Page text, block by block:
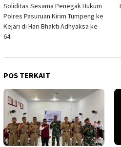
pos
Soliditas Sesama Penegak Hukum
Polres Pasuruan Kirim Tumpeng ke
Kejari di Hari Bhakti Adhyaksa ke-
64
POS TERKAIT